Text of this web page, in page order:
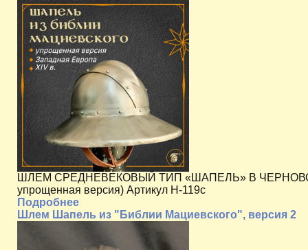
ШЛЕМ СРЕДНЕВЕКОВЫЙ ТИП «ШАПЕЛЬ» В ЧЕРНОВОЙ
упрощенная версия) Артикул H-119c
Подробнее
Шлем Шапель из "Библии Мациевского", версия 2